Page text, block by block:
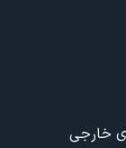
خارجی